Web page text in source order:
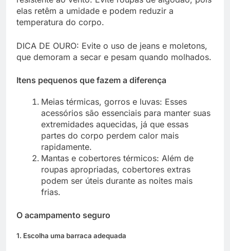
elas retêm a umidade e podem reduzir a
temperatura do corpo.
DICA DE OURO: Evite o uso de jeans e moletons,
que demoram a secar e pesam quando molhados.
Itens pequenos que fazem a diferença
Meias térmicas, gorros e luvas: Esses
acessórios são essenciais para manter suas
extremidades aquecidas, já que essas
partes do corpo perdem calor mais
rapidamente.
Mantas e cobertores térmicos: Além de
roupas apropriadas, cobertores extras
podem ser úteis durante as noites mais
frias.
O acampamento seguro
1. Escolha uma barraca adequada